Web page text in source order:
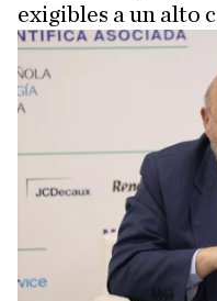
exigibles a un alto